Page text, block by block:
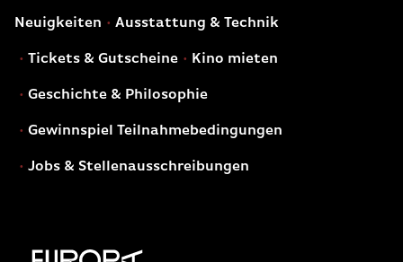
Neuigkeiten Ausstattung & Technik
Tickets & Gutscheine Kino mieten
Geschichte & Philosophie
Gewinnspiel Teilnahmebedingungen
Jobs & Stellenausschreibungen